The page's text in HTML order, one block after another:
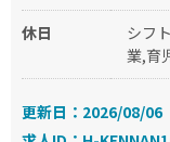
休日
シフ
業,育
更新日：2026/08/06